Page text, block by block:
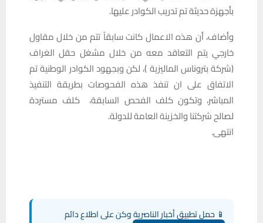
بأجهزة حديثة تم تدريب الكوادر عليها.
وأضاف، أن هذه الاعمال كانت سابقاً تتم من خلال مقاول
خارجي يتم التعاقد معه من خلال مشغل حقل الغراف
(شركة بتروناس الماليزية )، لكن وبجهود الكوادر الوطنية تم
الاتفاق على ان تنفذ هذه الفحوصات بطريقة التنفيذ
المباشر، وتكون كلف الفحص السابقة، كلف مستردة
لصالح شركتنا والخزينة العامة للدولة.
انتهى.
📱 حمل تطبيق أخبار الناصرية وكن على اطلاع دائم